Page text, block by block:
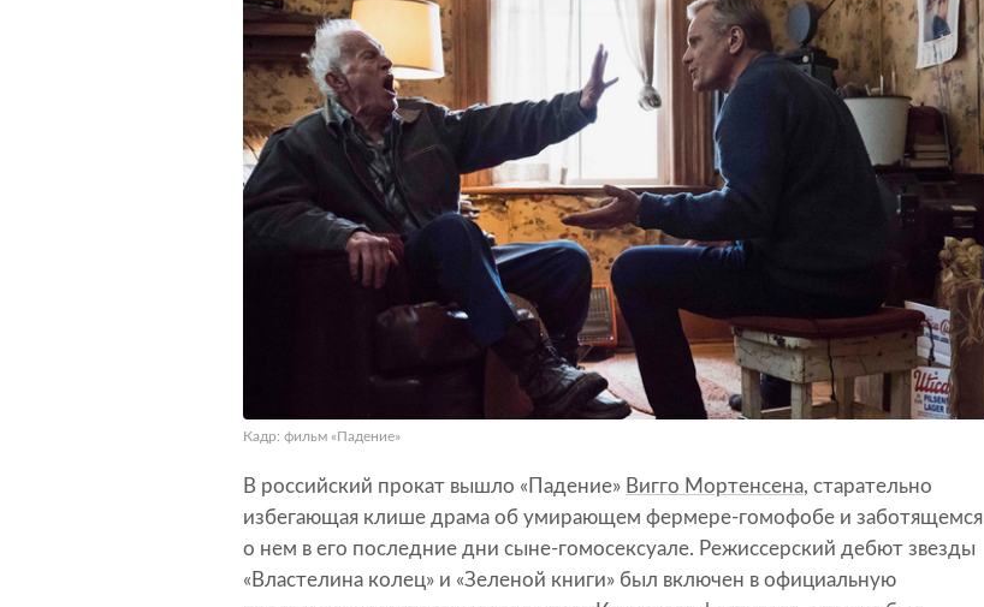
Кадр: фильм «Падение»
В российский прокат вышло «Падение» Вигго Мортенсена, старательно
избегающая клише драма об умирающем фермере-гомофобе и заботящемся
о нем в его последние дни сыне-гомосексуале. Режиссерский дебют звезды
«Властелина колец» и «Зеленой книги» был включен в официальную